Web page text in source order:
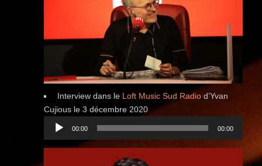
Interview dans le Loft Music Sud Radio d’Yvan
Cujious le 3 décembre 2020
Lecteur
00:00 00:00